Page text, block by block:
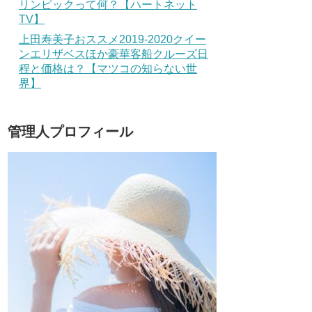
リンピックって何？【ハートネット
TV】
上田寿美子おススメ2019-2020クイー
ンエリザベスほか豪華客船クルーズ日
程と価格は？【マツコの知らない世
界】
管理人プロフィール